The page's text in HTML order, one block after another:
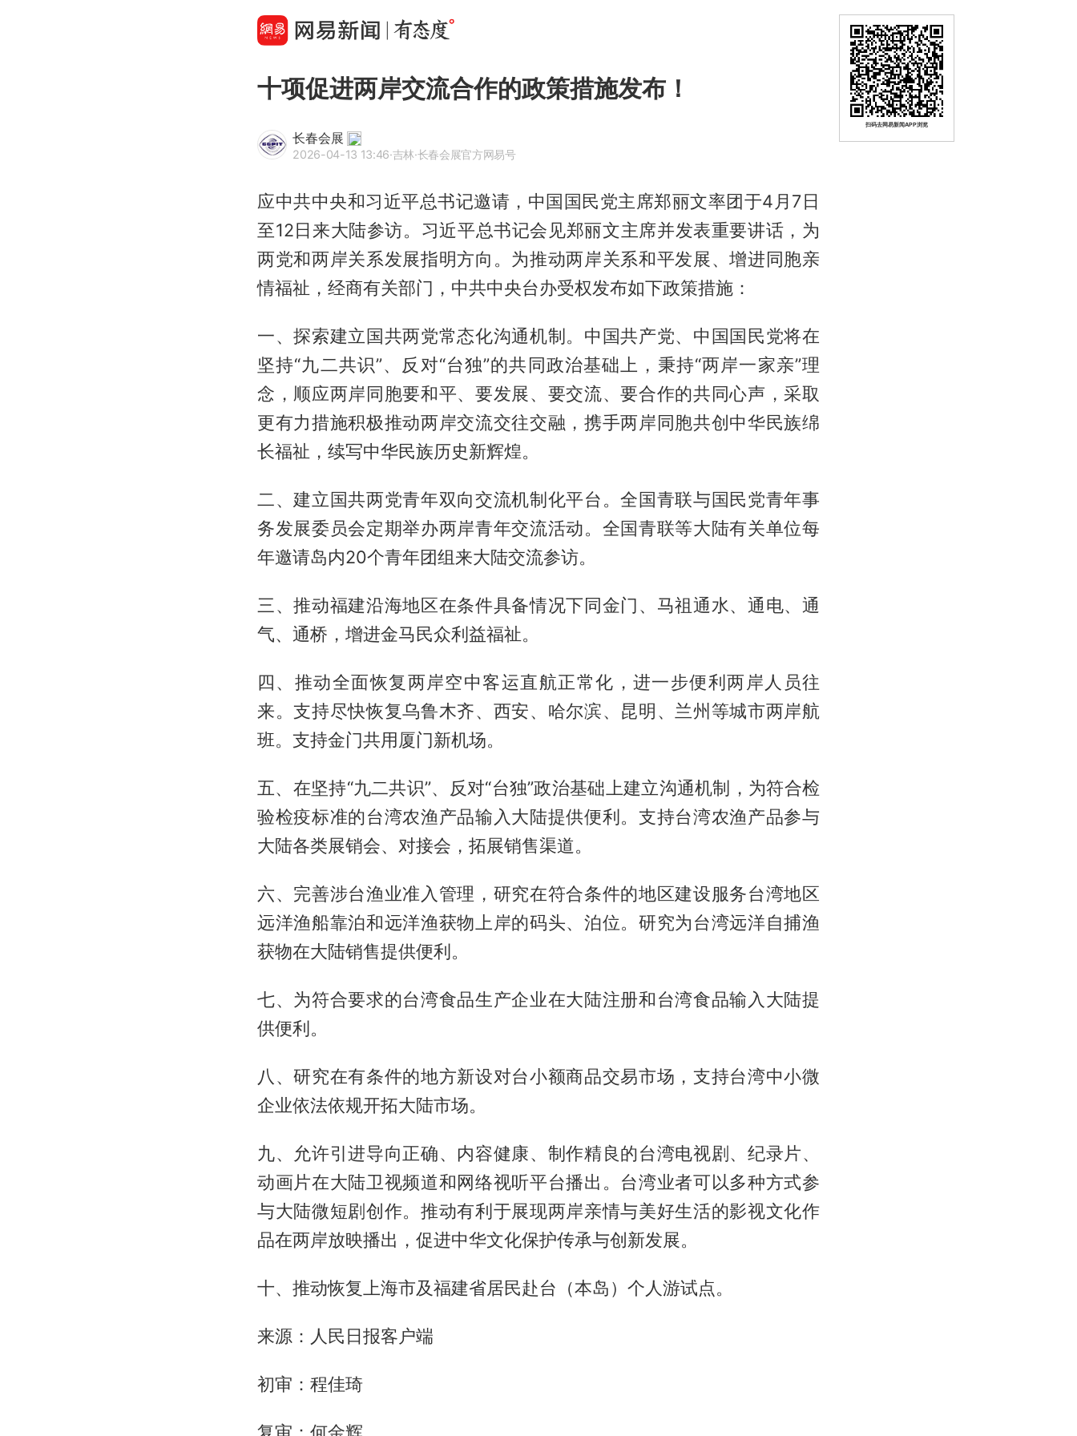
十项促进两岸交流合作的政策措施发布！
长春会展
2026-04-13 13:46·吉林·长春会展官方网易号
应中共中央和习近平总书记邀请，中国国民党主席郑丽文率团于4月7日
至12日来大陆参访。习近平总书记会见郑丽文主席并发表重要讲话，为
两党和两岸关系发展指明方向。为推动两岸关系和平发展、增进同胞亲
情福祉，经商有关部门，中共中央台办受权发布如下政策措施：
一、探索建立国共两党常态化沟通机制。中国共产党、中国国民党将在
坚持“九二共识”、反对“台独”的共同政治基础上，秉持“两岸一家亲”理
念，顺应两岸同胞要和平、要发展、要交流、要合作的共同心声，采取
更有力措施积极推动两岸交流交往交融，携手两岸同胞共创中华民族绵
长福祉，续写中华民族历史新辉煌。
二、建立国共两党青年双向交流机制化平台。全国青联与国民党青年事
务发展委员会定期举办两岸青年交流活动。全国青联等大陆有关单位每
年邀请岛内20个青年团组来大陆交流参访。
三、推动福建沿海地区在条件具备情况下同金门、马祖通水、通电、通
气、通桥，增进金马民众利益福祉。
四、推动全面恢复两岸空中客运直航正常化，进一步便利两岸人员往
来。支持尽快恢复乌鲁木齐、西安、哈尔滨、昆明、兰州等城市两岸航
班。支持金门共用厦门新机场。
五、在坚持“九二共识”、反对“台独”政治基础上建立沟通机制，为符合检
验检疫标准的台湾农渔产品输入大陆提供便利。支持台湾农渔产品参与
大陆各类展销会、对接会，拓展销售渠道。
六、完善涉台渔业准入管理，研究在符合条件的地区建设服务台湾地区
远洋渔船靠泊和远洋渔获物上岸的码头、泊位。研究为台湾远洋自捕渔
获物在大陆销售提供便利。
七、为符合要求的台湾食品生产企业在大陆注册和台湾食品输入大陆提
供便利。
八、研究在有条件的地方新设对台小额商品交易市场，支持台湾中小微
企业依法依规开拓大陆市场。
九、允许引进导向正确、内容健康、制作精良的台湾电视剧、纪录片、
动画片在大陆卫视频道和网络视听平台播出。台湾业者可以多种方式参
与大陆微短剧创作。推动有利于展现两岸亲情与美好生活的影视文化作
品在两岸放映播出，促进中华文化保护传承与创新发展。
十、推动恢复上海市及福建省居民赴台（本岛）个人游试点。
来源：人民日报客户端
初审：程佳琦
扫码去网易新闻APP浏览